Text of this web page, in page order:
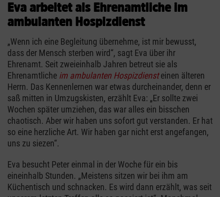
Eva arbeitet als Ehrenamtliche im
ambulanten Hospizdienst
„Wenn ich eine Begleitung übernehme, ist mir bewusst,
dass der Mensch sterben wird“, sagt Eva über ihr
Ehrenamt. Seit zweieinhalb Jahren betreut sie als
Ehrenamtliche im ambulanten Hospizdiensteinen älteren
Herrn. Das Kennenlernen war etwas durcheinander, denn er
saß mitten in Umzugskisten, erzählt Eva: „Er sollte zwei
Wochen später umziehen, das war alles ein bisschen
chaotisch. Aber wir haben uns sofort gut verstanden. Er hat
so eine herzliche Art. Wir haben gar nicht erst angefangen,
uns zu siezen“.
Eva besucht Peter einmal in der Woche für ein bis
eineinhalb Stunden. „Meistens sitzen wir bei ihm am
Küchentisch und schnacken. Es wird dann erzählt, was seit